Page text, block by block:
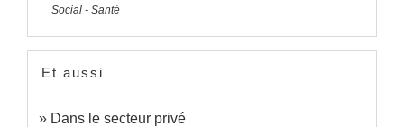
Social - Santé
Et aussi
Dans le secteur privé